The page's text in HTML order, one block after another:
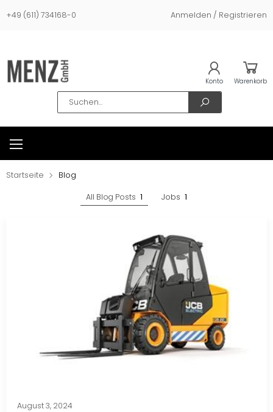
+49 (611) 734168-0 Anmelden / Registrieren
Search
Konto Warenkorb
Startseite Blog
All Blog Posts 1 Jobs 1
August 3, 2024